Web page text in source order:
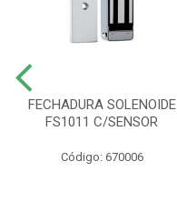
FECHADURA SOLENOIDE
FS1011 C/SENSOR
Código: 670006